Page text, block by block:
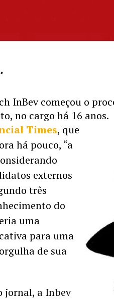
InBev começou o
no cargo há 16 anos.
Times, que
há pouco, “a
externos
três
do
uma
para uma
de sua
jornal, a Inbev